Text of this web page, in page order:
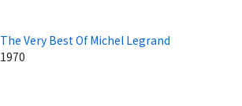
The Very Best Of Michel Legrand
1970